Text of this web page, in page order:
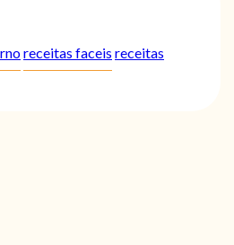
receitas faceis receitas